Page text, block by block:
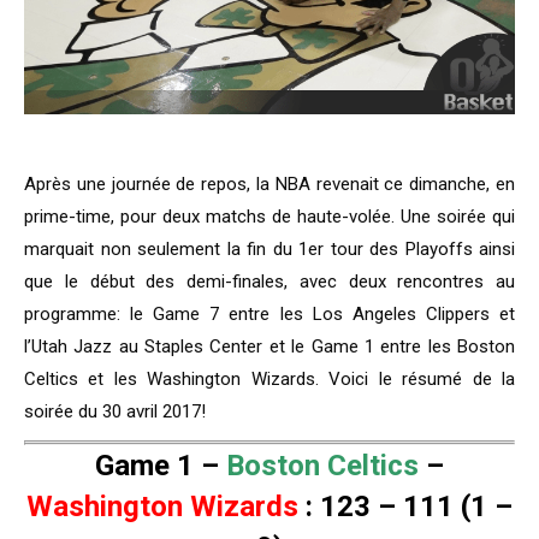
Après une journée de repos, la NBA revenait ce dimanche, en
prime-time, pour deux matchs de haute-volée. Une soirée qui
marquait non seulement la fin du 1er tour des Playoffs ainsi
que le début des demi-finales, avec deux rencontres au
programme: le Game 7 entre les Los Angeles Clippers et
l’Utah Jazz au Staples Center et le Game 1 entre les Boston
Celtics et les Washington Wizards. Voici le résumé de la
soirée du 30 avril 2017!
Game 1 – Boston Celtics –
Washington Wizards : 123 – 111 (1 –